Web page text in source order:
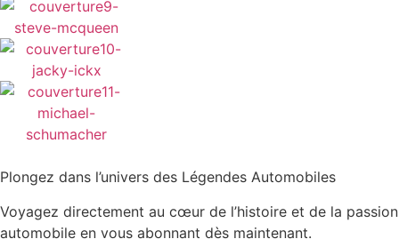
Plongez dans l’univers des Légendes Automobiles
Voyagez directement au cœur de l’histoire et de la passion
automobile en vous abonnant dès maintenant.